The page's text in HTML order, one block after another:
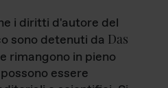
i diritti d'autore del
sono detenuti da Das
rimangono in pieno
essere